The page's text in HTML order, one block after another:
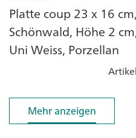
Platte coup 23 x 16
Schönwald, Höhe 2
Uni Weiss, Porzellan
Mehr anzeigen
Mehr anzeigen